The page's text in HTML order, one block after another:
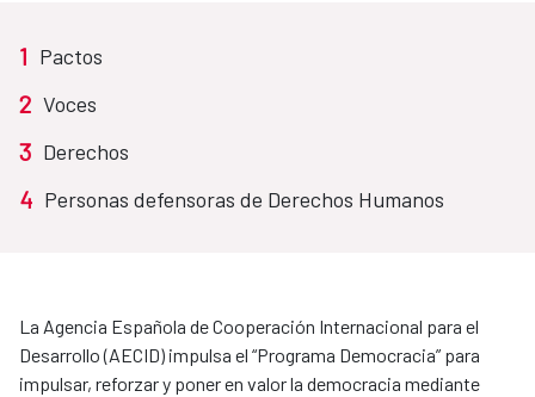
1 Pactos
2 Voces
3 Derechos
4 Personas defensoras de Derechos Humanos
La Agencia Española de Cooperación Internacional para el
Desarrollo (AECID) impulsa el “Programa Democracia” para
impulsar, reforzar y poner en valor la democracia mediante